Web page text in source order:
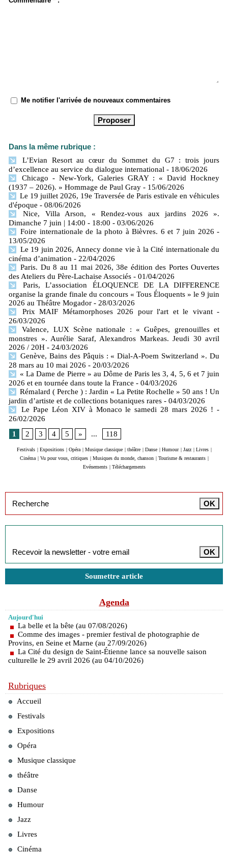
Me notifier l'arrivée de nouveaux commentaires
Dans la même rubrique :
L’Evian Resort au cœur du Sommet du G7 : trois jours
d’excellence au service du dialogue international - 18/06/2026
Chicago - New-York, Galeries GRAY : « David Hockney
(1937 – 2026). » Hommage de Paul Gray - 15/06/2026
Le 19 juillet 2026, 19e Traversée de Paris estivale en véhicules
d'époque - 08/06/2026
Nice, Villa Arson, « Rendez-vous aux jardins 2026 ».
Dimanche 7 juin | 14:00 - 18:00 - 03/06/2026
Foire internationale de la photo à Bièvres. 6 et 7 juin 2026 -
13/05/2026
Le 19 juin 2026, Annecy donne vie à la Cité internationale du
cinéma d’animation - 22/04/2026
Paris. Du 8 au 11 mai 2026, 38e édition des Portes Ouvertes
des Ateliers du Père-Lachaise Associés - 01/04/2026
Paris, L’association ÉLOQUENCE DE LA DIFFERENCE
organise la grande finale du concours « Tous Éloquents » le 9 juin
2026 au Théâtre Mogador - 28/03/2026
Prix MAIF Métamorphoses 2026 pour l'art et le vivant -
26/03/2026
Valence, LUX Scène nationale : « Guêpes, grenouilles et
monstres ». Aurélie Saraf, Alexandros Markeas. Jeudi 30 avril
2026 / 20H - 24/03/2026
Genève, Bains des Pâquis : « Dial-A-Poem Switzerland ». Du
28 mars au 10 mai 2026 - 20/03/2026
« La Dame de Pierre » au Dôme de Paris les 3, 4, 5, 6 et 7 juin
2026 et en tournée dans toute la France - 04/03/2026
Rémalard ( Perche ) : Jardin « La Petite Rochelle » 50 ans ! Un
jardin d’artiste et de collections botaniques rares - 04/03/2026
Le Pape Léon XIV à Monaco le samedi 28 mars 2026 ! -
26/02/2026
1
2 3 4 5 » ... 118
Festivals Expositions Opéra Musique classique théâtre Danse Humour Jazz Livres
Cinéma
Vu pour vous, critiques Musiques du monde, chanson Tourisme & restaurants
Evénements
Téléchargements
Soumettre article
Agenda
Aujourd'hui
La belle et la bête (au 07/08/2026)
Comme des images - premier festival de photographie de
Provins, en Seine et Marne (au 27/09/2026)
La Cité du design de Saint-Étienne lance sa nouvelle saison
culturelle le 29 avril 2026 (au 04/10/2026)
Rubriques
Accueil
Festivals
Expositions
Opéra
Musique classique
théâtre
Danse
Humour
Jazz
Livres
Cinéma